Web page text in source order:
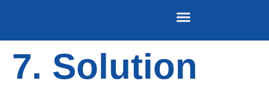
7. Solution